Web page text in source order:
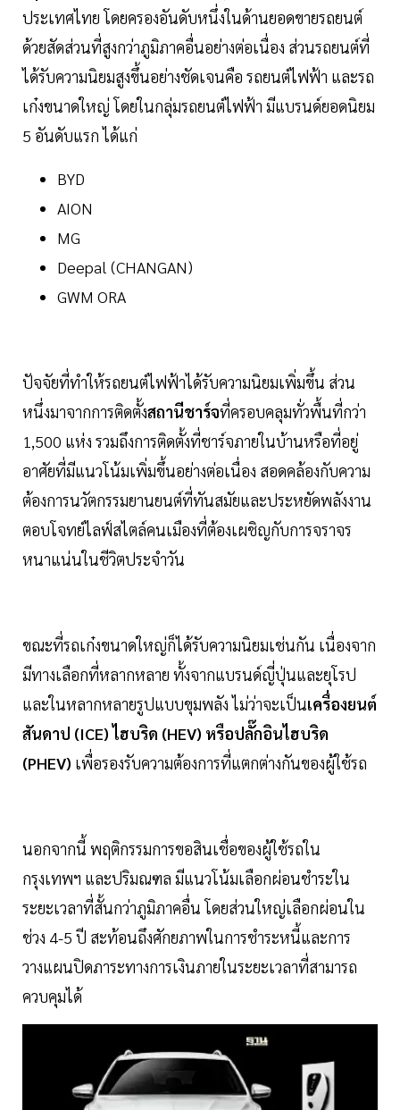
ประเทศไทย โดยครองอันดับหนึ่งในด้านยอดขายรถยนต์
ด้วยสัดส่วนที่สูงกว่าภูมิภาคอื่นอย่างต่อเนื่อง ส่วนรถยนต์ที่
ได้รับความนิยมสูงขึ้นอย่างชัดเจนคือ รถยนต์ไฟฟ้า และรถ
เก๋งขนาดใหญ่ โดยในกลุ่มรถยนต์ไฟฟ้า มีแบรนด์ยอดนิยม
5 อันดับแรก ได้แก่
BYD
AION
MG
Deepal (CHANGAN)
GWM ORA
ปัจจัยที่ทำให้รถยนต์ไฟฟ้าได้รับความนิยมเพิ่มขึ้น ส่วน
หนึ่งมาจากการติดตั้งสถานีชาร์จที่ครอบคลุมทั่วพื้นที่กว่า
1,500 แห่ง รวมถึงการติดตั้งที่ชาร์จภายในบ้านหรือที่อยู่
อาศัยที่มีแนวโน้มเพิ่มขึ้นอย่างต่อเนื่อง สอดคล้องกับความ
ต้องการนวัตกรรมยานยนต์ที่ทันสมัยและประหยัดพลังงาน
ตอบโจทย์ไลฟ์สไตล์คนเมืองที่ต้องเผชิญกับการจราจร
หนาแน่นในชีวิตประจำวัน
ขณะที่รถเก๋งขนาดใหญ่ก็ได้รับความนิยมเช่นกัน เนื่องจาก
มีทางเลือกที่หลากหลาย ทั้งจากแบรนด์ญี่ปุ่นและยุโรป
และในหลากหลายรูปแบบขุมพลัง ไม่ว่าจะเป็นเครื่องยนต์
สันดาป (ICE) ไฮบริด (HEV) หรือปลั๊กอินไฮบริด
(PHEV) เพื่อรองรับความต้องการที่แตกต่างกันของผู้ใช้รถ
นอกจากนี้ พฤติกรรมการขอสินเชื่อของผู้ใช้รถใน
กรุงเทพฯ และปริมณฑล มีแนวโน้มเลือกผ่อนชำระใน
ระยะเวลาที่สั้นกว่าภูมิภาคอื่น โดยส่วนใหญ่เลือกผ่อนใน
ช่วง 4-5 ปี สะท้อนถึงศักยภาพในการชำระหนี้และการ
วางแผนปิดภาระทางการเงินภายในระยะเวลาที่สามารถ
ควบคุมได้